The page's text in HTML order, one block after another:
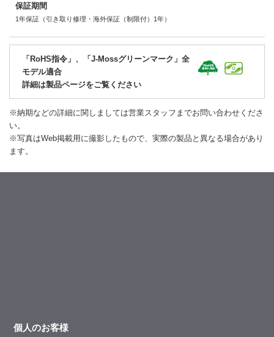
保証期間
1年保証（引き取り修理・海外保証（制限付）1年）
「RoHS指令」、「J-Mossグリーンマーク」全
モデル適合
詳細は製品ページをご覧ください
※納期などの詳細に関しましては営業スタッフまでお問い合わせくださ
い。
※写真はWeb掲載用に撮影したもので、実際の製品と異なる場合があり
ます。
個人のお客様